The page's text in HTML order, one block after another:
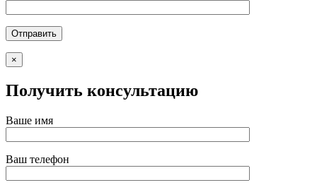
×
Получить консультацию
Ваше имя
Ваш телефон